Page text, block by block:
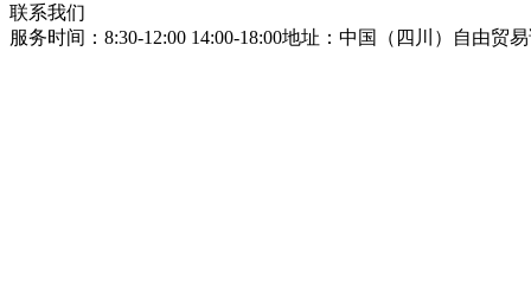
联系我们
服务时间：8:30-12:00 14:00-18:00地址：中国（四川）自由贸